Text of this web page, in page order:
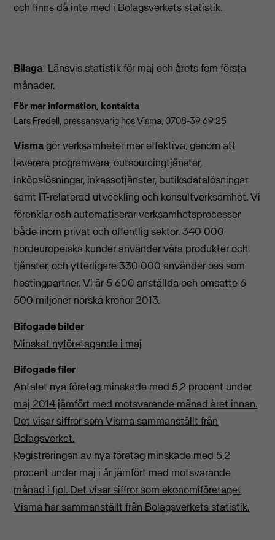
och finns då inte med i Bolagsverkets statistik.
Bilaga: Länsvis statistik för maj och årets fem första
månader.
För mer information, kontakta
Lars Fredell, pressansvarig hos Visma, 0708-39 69 25
Vismagör verksamheter mer effektiva, genom att
leverera programvara, outsourcingtjänster,
inköpslösningar, inkassotjänster, butiksdatalösningar
samt IT-relaterad utveckling och konsultverksamhet. Vi
förenklar och automatiserar verksamhetsprocesser
både inom privat och offentlig sektor. 340 000
nordeuropeiska kunder använder våra produkter och
tjänster, och ytterligare 330 000 använder oss som
hostingpartner. Vi är 5 600 anställda och omsatte 6
500 miljoner norska kronor 2013.
Bifogade bilder
Minskat nyföretagande i maj
Bifogade filer
Antalet nya företag minskade med 5,2 procent under
maj 2014 jämfört med motsvarande månad året innan.
Det visar siffror som Visma sammanställt från
Bolagsverket.
Registreringen av nya företag minskade med 5,2
procent under maj i år jämfört med motsvarande
månad i fjol. Det visar siffror som ekonomiföretaget
Visma har sammanställt från Bolagsverkets statistik.